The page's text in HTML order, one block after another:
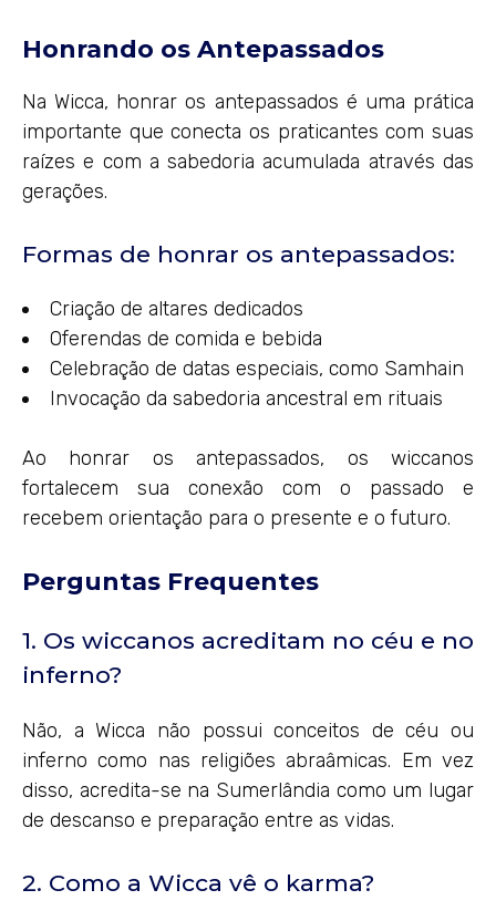
Honrando os Antepassados
Na Wicca, honrar os antepassados é uma prática
importante que conecta os praticantes com suas
raízes e com a sabedoria acumulada através das
gerações.
Formas de honrar os antepassados:
Criação de altares dedicados
Oferendas de comida e bebida
Celebração de datas especiais, como Samhain
Invocação da sabedoria ancestral em rituais
Ao honrar os antepassados, os wiccanos
fortalecem sua conexão com o passado e
recebem orientação para o presente e o futuro.
Perguntas Frequentes
1. Os wiccanos acreditam no céu e no
inferno?
Não, a Wicca não possui conceitos de céu ou
inferno como nas religiões abraâmicas. Em vez
disso, acredita-se na Sumerlândia como um lugar
de descanso e preparação entre as vidas.
2. Como a Wicca vê o karma?